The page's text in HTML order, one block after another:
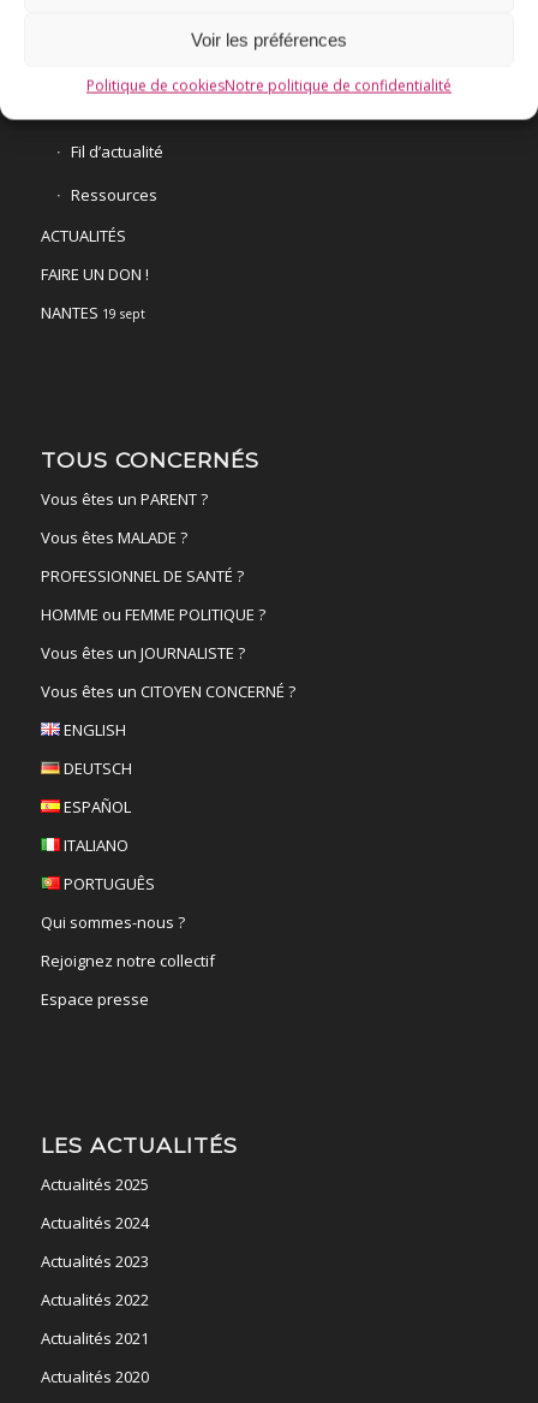
Voir les préférences
Politique de cookiesNotre politique de confidentialité
Fil d’actualité
Ressources
ACTUALITÉS
FAIRE UN DON !
NANTES 19 sept
TOUS CONCERNÉS
Vous êtes un PARENT ?
Vous êtes MALADE ?
PROFESSIONNEL DE SANTÉ ?
HOMME ou FEMME POLITIQUE ?
Vous êtes un JOURNALISTE ?
Vous êtes un CITOYEN CONCERNÉ ?
ENGLISH
DEUTSCH
ESPAÑOL
ITALIANO
PORTUGUÊS
Qui sommes-nous ?
Rejoignez notre collectif
Espace presse
LES ACTUALITÉS
Actualités 2025
Actualités 2024
Actualités 2023
Actualités 2022
Actualités 2021
Actualités 2020